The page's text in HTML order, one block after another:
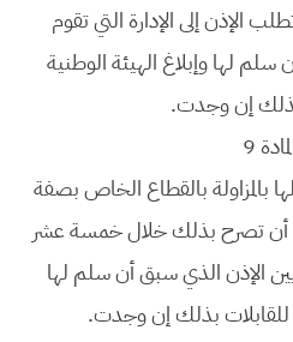
الإذن إلى الإدارة التي تقوم
لها وإبلاغ الهيئة الوطنية
إن وجدت.
9
بالمزاولة بالقطاع الخاص بصفة
أن تصرح بذلك خلال خمسة عشر
الإذن الذي سبق أن سلم لها
للقابلات بذلك إن وجدت.